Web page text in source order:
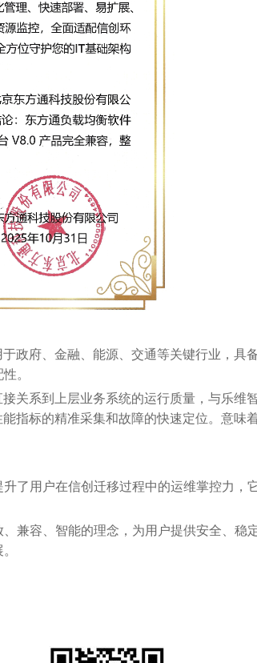
政府、金融、能源、交通等关键行业，具
。
关系到上层业务系统的运行质量，与乐维
指标的精准采集和故障的快速定位。意味
了用户在信创迁移过程中的运维掌控力，
兼容、智能的理念，为用户提供安全、稳